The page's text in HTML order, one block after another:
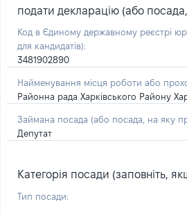
подати декларацію (або
Код в Єдиному державному реєстрі
для кандидатів):
3481902890
Найменування місця роботи або
Районна рада Харківського Району
Займана посада (або посада, на яку
Депутат
Категорія посади (заповніть,
Тип посади: